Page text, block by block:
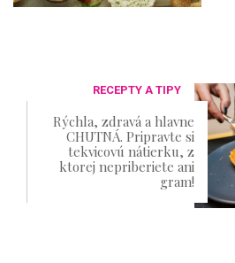
RECEPTY A TIPY
Rýchla, zdravá a hlavne
CHUTNÁ. Pripravte si
tekvicovú nátierku, z
ktorej nepriberiete ani
gram!